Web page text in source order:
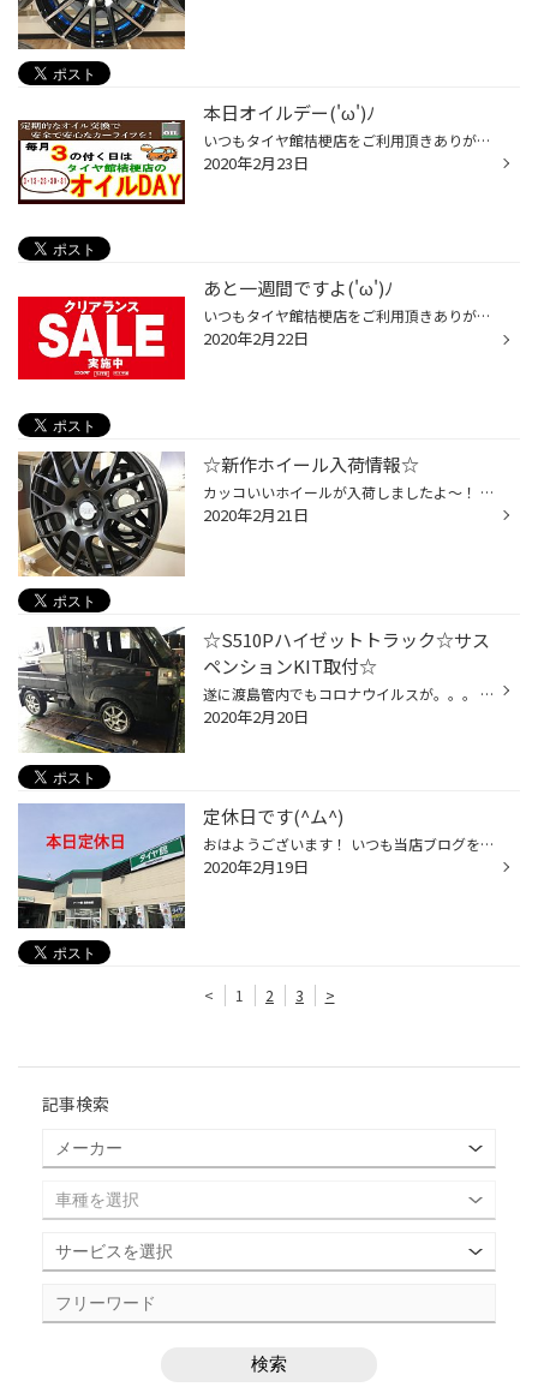
本日オイルデー('ω')ﾉ
いつもタイヤ館桔梗店をご利用頂きありがとうございます:) まー、とんでもない天気ですね（ ; ; ） 多分爆風スラ◯プも走り出せないレベルの吹雪！！！ こういう日は大抵会社の有線、調子悪いです。 今日に限っては音が1ミリも出ないので代わりに私の声がBGMになります(笑) 因みに私はアンルイスし...
2020年2月23日
あと一週間ですよ('ω')ﾉ
いつもタイヤ館桔梗店をご利用頂きありがとうございます:) ここ最近、バレンタイン期間の設け過ぎにより体重を大いにキャリーオーバーさせ 見事ぽっちゃりからハンプティダンプティに進化しました、 どうも久しぶりのだいとうです( ';' ) いよいよ、クリアランスセールもあと一週間！！！ まだ油...
2020年2月22日
☆新作ホイール入荷情報☆
カッコいいホイールが入荷しましたよ～！ これは人気が出そうな予感がしております(。-`ω-) じゃ～ん！！！ マルカサービスさんのRMPシリーズから028Fです(=ﾟωﾟ)ﾉ 2X8クロススポークスタイルでリムエッジにはダイヤモンドカットを施しております。 飽きの来ないデザイン・カラーで個人的にはセダン...
2020年2月21日
☆S510Pハイゼットトラック☆サス
ペンションKIT取付☆
遂に渡島管内でもコロナウイルスが。。。 皆さんもマスクに手洗い、うがいと出来る予防はしましょうね～(*'ω'*) 今日は火曜日に入庫作業したハイゼットトラックへのサスペンションKITの取付を。 Kei-ZoneさんのサスペンションKIT（フロント車高調）です。 ＜取付前＞ ＜取付中＞ ＜取付後＞ 装着さ...
2020年2月20日
定休日です(^ム^)
おはようございます！ いつも当店ブログをご覧頂きありがとうございますm(__)m 本日、当店は定休日となっております。 尚、昭和店、本通店も定休日ですので、お急ぎの方は日の出店をご利用下さい（＾＾） 日の出店ＨＰはコチラをクリック（＾＾） 日の出店 ＴＥＬ 0138-32-3135 木曜日以降のご来店...
2020年2月19日
< 1 2 3 >
記事検索